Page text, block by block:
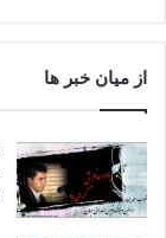
از میان خبر ها